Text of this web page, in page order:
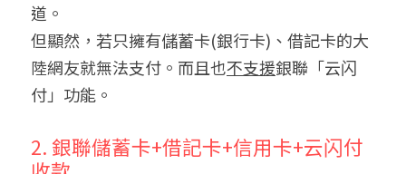
道。
但顯然，若只擁有儲蓄卡(銀行卡)、借記卡的大
陸網友就無法支付。而且也不支援銀聯「云闪
付」功能。
2. 銀聯儲蓄卡+借記卡+信用卡+云闪付